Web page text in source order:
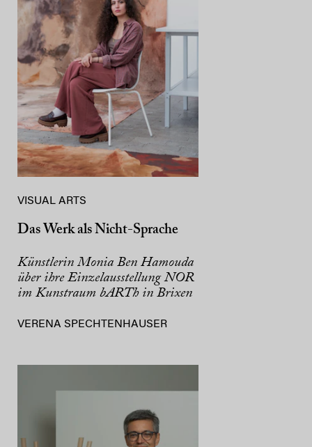
VISUAL ARTS
Das Werk als Nicht-Sprache
Künstlerin Monia Ben Hamouda
über ihre Einzelausstellung NOR
im Kunstraum bARTh in Brixen
VERENA SPECHTENHAUSER